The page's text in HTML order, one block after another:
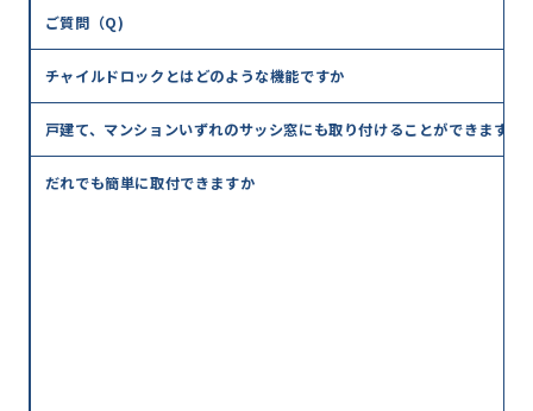
ご質問（Q)
チャイルドロックとはどのような機能ですか
戸建て、マンションいずれのサッシ窓にも取り付けることができますか
だれでも簡単に取付できますか